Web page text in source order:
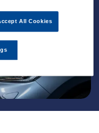
All Cookies